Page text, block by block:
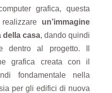
grafica, questa
un’immagine
della casa, dando quindi
dentro al progetto. Il
grafica creata con il
fondamentale nella
per gli edifici di nuova